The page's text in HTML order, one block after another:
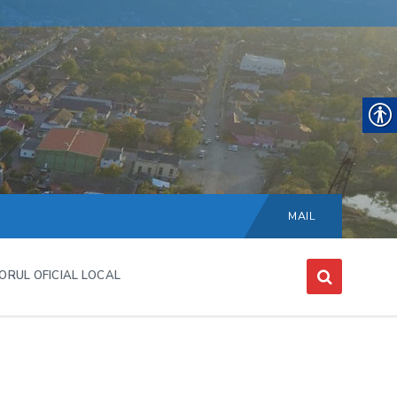
Choose
language:
MAIL
OFICIAL LOCAL